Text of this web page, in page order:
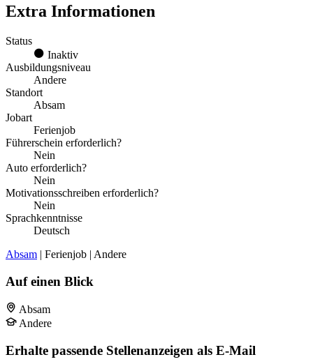
Extra Informationen
Status
Inaktiv
Ausbildungsniveau
Andere
Standort
Absam
Jobart
Ferienjob
Führerschein erforderlich?
Nein
Auto erforderlich?
Nein
Motivationsschreiben erforderlich?
Nein
Sprachkenntnisse
Deutsch
Absam | Ferienjob | Andere
Auf einen Blick
Absam
Andere
Erhalte passende Stellenanzeigen als E-Mail